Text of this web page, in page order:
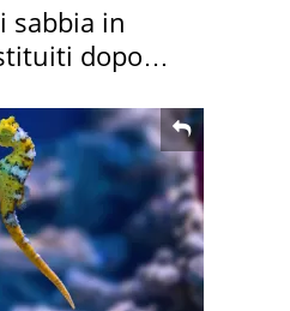
sabbia in
dopo